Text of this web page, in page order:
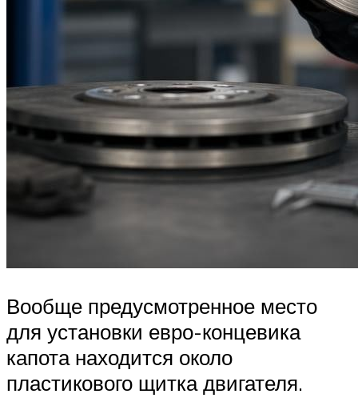
Вообще предусмотренное место
для установки евро-концевика
капота находится около
пластикового щитка двигателя.